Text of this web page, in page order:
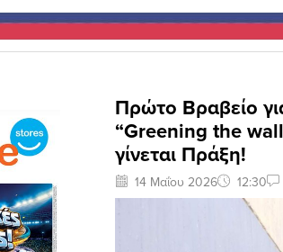
Πρώτο Βραβείο
“Greening the
γίνεται Πράξη!
14 Μαΐου 2026 12:30